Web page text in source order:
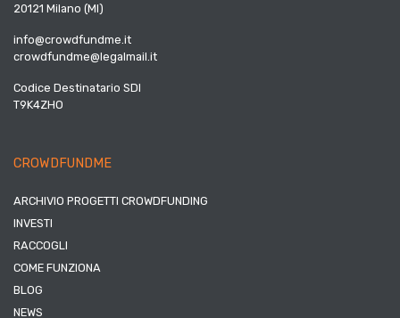
20121 Milano (MI)
info@crowdfundme.it
crowdfundme@legalmail.it
Codice Destinatario SDI
T9K4ZHO
CROWDFUNDME
ARCHIVIO PROGETTI CROWDFUNDING
INVESTI
RACCOGLI
COME FUNZIONA
BLOG
NEWS